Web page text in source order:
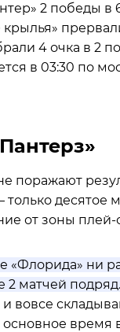
2 победы в
крылья»
4 очка в 2
в 03:30 по
поражают
только десятое
от зоны
«Флорида» ни
2 матчей подряд.
и вовсе
время